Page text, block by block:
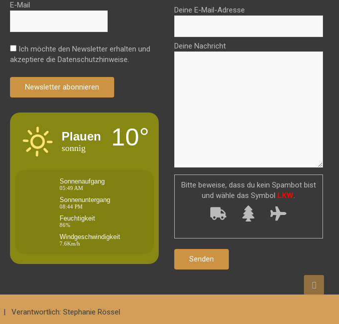
E-Mail
Ich möchte den Newsletter erhalten und
akzeptiere die Datenschutzhinweise.
Newsletter abonnieren
Plauen
sonnig 10°
Sonnenaufgang
05:49 AM
Sonnenuntergang
08:44 PM
Feuchtigkeit
86%
Windgeschwindigkeit
7.6Km/h
Deine E-Mail-Adresse
Deine Nachricht
Bitte beweise, dass du kein Spambot bist
und wähle das Symbol LKW.
Verantwortlich: Stephanie Rössel